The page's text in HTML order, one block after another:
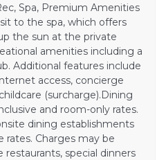
Spa, Premium Amenities
to the spa, which offers
the sun at the private
amenities including a
Additional features include
access, concierge
(surcharge).Dining
and room-only rates.
dining establishments
rates. Charges may be
special dinners